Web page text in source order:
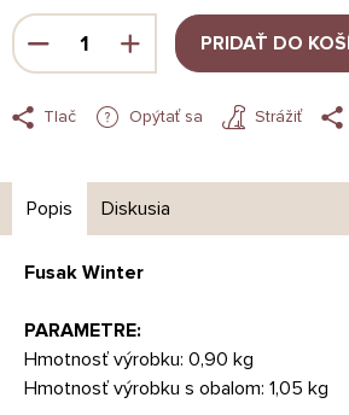
PRIDAŤ DO
Tlač Opýtať sa Strážiť
Popis Diskusia
Fusak Winter
PARAMETRE:
Hmotnosť výrobku: 0,90 kg
Hmotnosť výrobku s obalom: 1,05 kg